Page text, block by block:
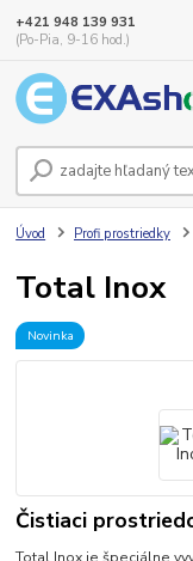
+421 948 139 931
(Po-Pia, 9-16 hod.)
Úvod Profi prostriedky
Total Inox
Novinka
Čistiaci
Total Inox je špeciálne